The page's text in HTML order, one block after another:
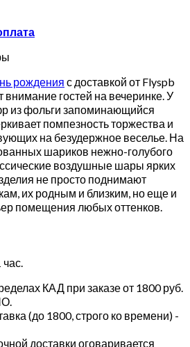
рождения с доставкой от Flyspb
гостей на вечеринке. У
из фольги запоминающийся
помпезность торжества и
на безудержное веселье. На
шариков нежно-голубого
воздушные шары ярких
не просто поднимают
их родным и близким, но еще и
помещения любых оттенков.
час.
КАД при заказе от 1800 руб.
(до 1800, строго ко времени) -
доставки оговаривается